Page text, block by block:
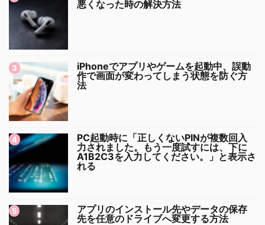
悪くなった時の解決方法
iPhoneでアプリやゲームを起動中、誤動
作で画面が変わってしまう状態を防ぐ方
法
PC起動時に「正しくないPINが複数回入
力されました。もう一度試すには、下に
A1B2C3を入力してください。」と表示さ
れる
アプリのインストール先やデータの保存
先を任意のドライブへ変更する方法